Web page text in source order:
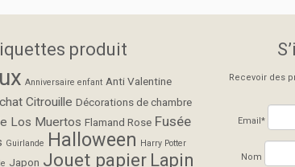
produit
Anniversaire enfant Anti Valentine
chat Citrouille Décorations de chambre
Los Muertos Flamand Rose Fusée
Guirlande Halloween Harry Potter
Japon Jouet papier Lapin
Recevoir des
Email*
Nom